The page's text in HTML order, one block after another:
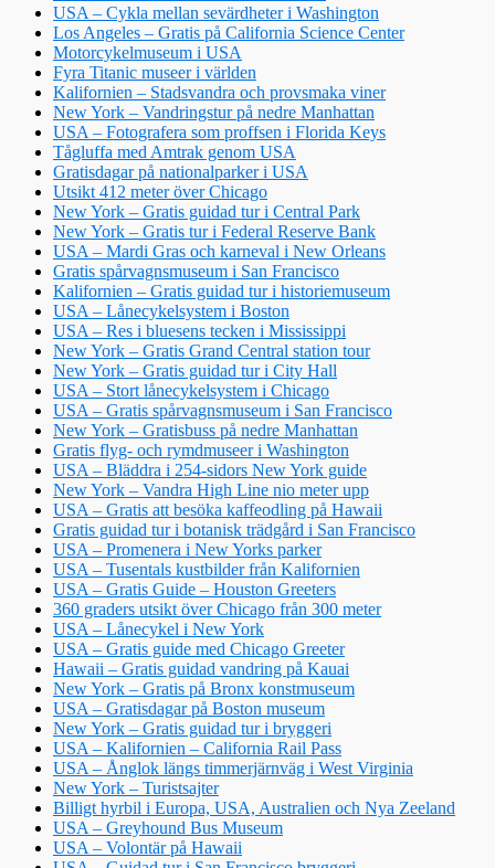
USA – Cykla mellan sevärdheter i Washington
Los Angeles – Gratis på California Science Center
Motorcykelmuseum i USA
Fyra Titanic museer i världen
Kalifornien – Stadsvandra och provsmaka viner
New York – Vandringstur på nedre Manhattan
USA – Fotografera som proffsen i Florida Keys
Tågluffa med Amtrak genom USA
Gratisdagar på nationalparker i USA
Utsikt 412 meter över Chicago
New York – Gratis guidad tur i Central Park
New York – Gratis tur i Federal Reserve Bank
USA – Mardi Gras och karneval i New Orleans
Gratis spårvagnsmuseum i San Francisco
Kalifornien – Gratis guidad tur i historiemuseum
USA – Lånecykelsystem i Boston
USA – Res i bluesens tecken i Mississippi
New York – Gratis Grand Central station tour
New York – Gratis guidad tur i City Hall
USA – Stort lånecykelsystem i Chicago
USA – Gratis spårvagnsmuseum i San Francisco
New York – Gratisbuss på nedre Manhattan
Gratis flyg- och rymdmuseer i Washington
USA – Bläddra i 254-sidors New York guide
New York – Vandra High Line nio meter upp
USA – Gratis att besöka kaffeodling på Hawaii
Gratis guidad tur i botanisk trädgård i San Francisco
USA – Promenera i New Yorks parker
USA – Tusentals kustbilder från Kalifornien
USA – Gratis Guide – Houston Greeters
360 graders utsikt över Chicago från 300 meter
USA – Lånecykel i New York
USA – Gratis guide med Chicago Greeter
Hawaii – Gratis guidad vandring på Kauai
New York – Gratis på Bronx konstmuseum
USA – Gratisdagar på Boston museum
New York – Gratis guidad tur i bryggeri
USA – Kalifornien – California Rail Pass
USA – Ånglok längs timmerjärnväg i West Virginia
New York – Turistsajter
Billigt hyrbil i Europa, USA, Australien och Nya Zeeland
USA – Greyhound Bus Museum
USA – Volontär på Hawaii